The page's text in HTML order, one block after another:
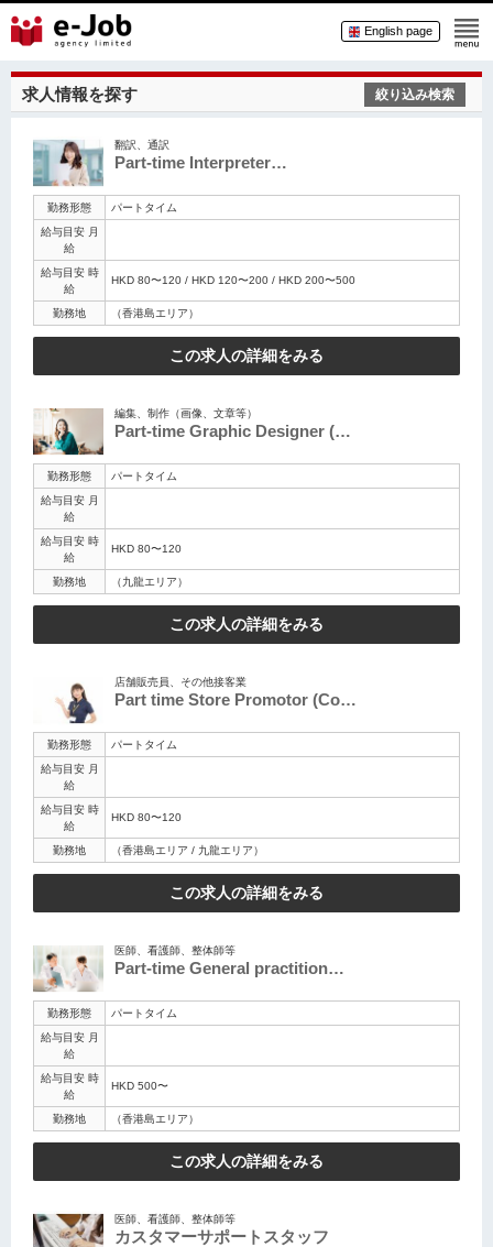
English page
求人情報を探す 絞り込み検索
翻訳、通訳
Part-time Interpreter…
勤務形態
パートタイム
給与目安 月
給
給与目安 時
給
HKD 80〜120 / HKD 120〜200 / HKD 200〜500
勤務地 （香港島エリア）
この求人の詳細をみる
編集、制作（画像、文章等）
Part-time Graphic Designer (…
勤務形態
パートタイム
給与目安 月
給
給与目安 時
給
HKD 80〜120
勤務地 （九龍エリア）
この求人の詳細をみる
店舗販売員、その他接客業
Part time Store Promotor (Co…
勤務形態
パートタイム
給与目安 月
給
給与目安 時
給
HKD 80〜120
勤務地 （香港島エリア / 九龍エリア）
この求人の詳細をみる
医師、看護師、整体師等
Part-time General practition…
勤務形態
パートタイム
給与目安 月
給
給与目安 時
給
HKD 500〜
勤務地 （香港島エリア）
この求人の詳細をみる
医師、看護師、整体師等
カスタマーサポートスタッフ